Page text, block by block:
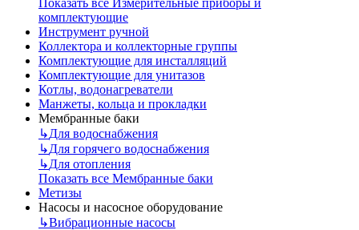
Показать все Измерительные приборы и
комплектующие
Инструмент ручной
Коллектора и коллекторные группы
Комплектующие для инсталляций
Комплектующие для унитазов
Котлы, водонагреватели
Манжеты, кольца и прокладки
Мембранные баки
↳Для водоснабжения
↳Для горячего водоснабжения
↳Для отопления
Показать все Мембранные баки
Метизы
Насосы и насосное оборудование
↳Вибрационные насосы